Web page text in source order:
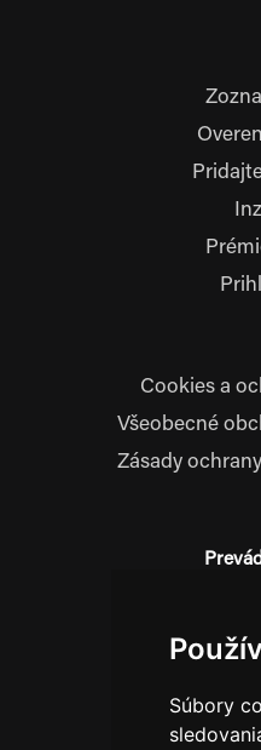
Súbory
Cookies a
Všeobecné
Zásady
014
DIČ: